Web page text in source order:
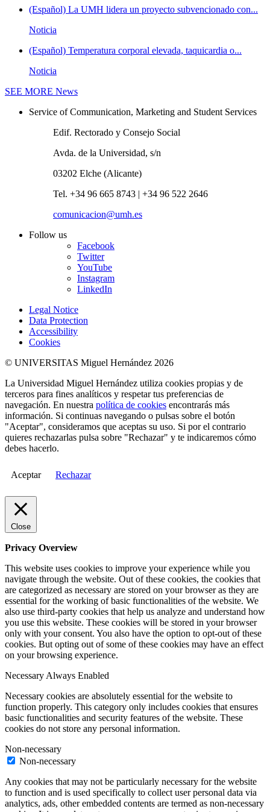
(Español) La UMH lidera un proyecto subvencionado con...
Noticia
(Español) Temperatura corporal elevada, taquicardia o...
Noticia
SEE MORE News
Service of Communication, Marketing and Student Services
Edif. Rectorado y Consejo Social
Avda. de la Universidad, s/n
03202 Elche (Alicante)
Tel. +34 96 665 8743 | +34 96 522 2646
comunicacion@umh.es
Follow us
Facebook
Twitter
YouTube
Instagram
LinkedIn
Legal Notice
Data Protection
Accessibility
Cookies
© UNIVERSITAS Miguel Hernández 2026
La Universidad Miguel Hernández utiliza cookies propias y de
terceros para fines analíticos y respetar tus preferencias de
navegación. En nuestra política de cookies encontrarás más
información. Si continuas navegando o pulsas sobre el botón
"Aceptar", consideramos que aceptas su uso. Si por el contrario
quieres rechazarlas pulsa sobre "Rechazar" y te indicaremos cómo
debes hacerlo.
Aceptar Rechazar
Close
Privacy Overview
This website uses cookies to improve your experience while you
navigate through the website. Out of these cookies, the cookies that
are categorized as necessary are stored on your browser as they are
essential for the working of basic functionalities of the website. We
also use third-party cookies that help us analyze and understand how
you use this website. These cookies will be stored in your browser
only with your consent. You also have the option to opt-out of these
cookies. But opting out of some of these cookies may have an effect
on your browsing experience.
Necessary Always Enabled
Necessary cookies are absolutely essential for the website to
function properly. This category only includes cookies that ensures
basic functionalities and security features of the website. These
cookies do not store any personal information.
Non-necessary
Non-necessary
Any cookies that may not be particularly necessary for the website
to function and is used specifically to collect user personal data via
analytics, ads, other embedded contents are termed as non-necessary